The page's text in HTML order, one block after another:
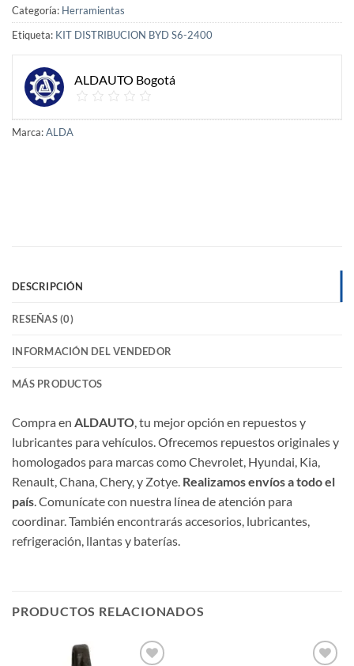
Categoría: Herramientas
Etiqueta: KIT DISTRIBUCION BYD S6-2400
ALDAUTO Bogotá
Marca:ALDA
DESCRIPCIÓN
RESEÑAS (0)
INFORMACIÓN DEL VENDEDOR
MÁS PRODUCTOS
Compra en ALDAUTO, tu mejor opción en repuestos y
lubricantes para vehículos. Ofrecemos repuestos originales y
homologados para marcas como Chevrolet, Hyundai, Kia,
Renault, Chana, Chery, y Zotye. Realizamos envíos a todo el
país. Comunícate con nuestra línea de atención para
coordinar. También encontrarás accesorios, lubricantes,
refrigeración, llantas y baterías.
PRODUCTOS RELACIONADOS